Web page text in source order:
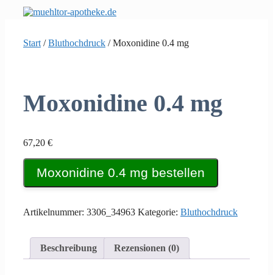
Start /Bluthochdruck / Moxonidine 0.4 mg
Moxonidine 0.4 mg
67,20 €
Moxonidine 0.4 mg bestellen
Artikelnummer: 3306_34963 Kategorie: Bluthochdruck
Beschreibung Rezensionen (0)